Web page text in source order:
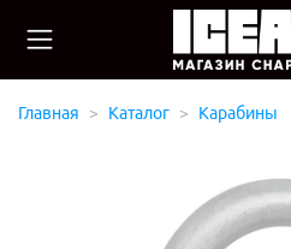
Главная Каталог Карабины